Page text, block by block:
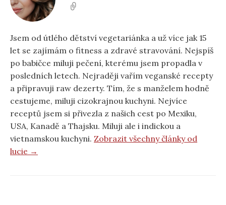
Jsem od útlého dětství vegetariánka a už více jak 15
let se zajímám o fitness a zdravé stravování. Nejspíš
po babičce miluji pečení, kterému jsem propadla v
posledních letech. Nejraději vařím veganské recepty
a připravuji raw dezerty. Tím, že s manželem hodně
cestujeme, miluji cizokrajnou kuchyni. Nejvíce
receptů jsem si přivezla z našich cest po Mexiku,
USA, Kanadě a Thajsku. Miluji ale i indickou a
vietnamskou kuchyni. Zobrazit všechny články od
lucie →